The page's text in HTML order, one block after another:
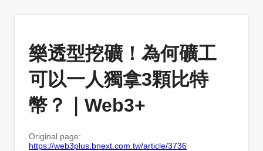
樂透型挖礦！為何礦工
可以一人獨拿3顆比特
幣？｜Web3+
Original page:
https://web3plus.bnext.com.tw/article/3736